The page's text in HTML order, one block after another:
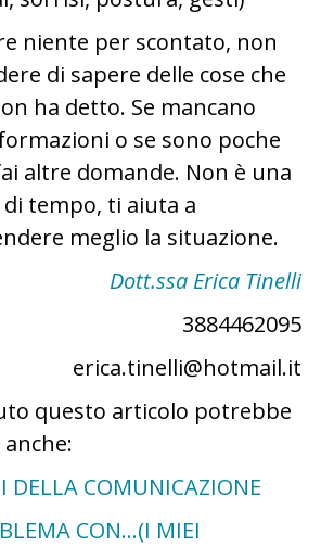
niente per scontato, non
di sapere delle cose che
ha detto. Se mancano
o se sono poche
altre domande. Non è una
tempo, ti aiuta a
meglio la situazione.
Dott.ssa Erica Tinelli
3884462095
erica.tinelli@hotmail.it
questo articolo potrebbe
DELLA COMUNICAZIONE
CON…(I MIEI